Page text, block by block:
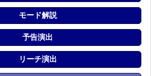
モード解説
予告演出
リーチ演出